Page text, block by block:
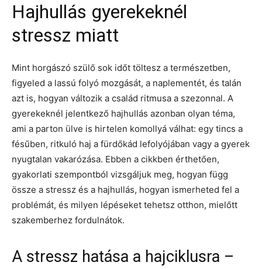
Hajhullás gyerekeknél
stressz miatt
Mint horgászó szülő sok időt töltesz a természetben,
figyeled a lassú folyó mozgását, a naplementét, és talán
azt is, hogyan változik a család ritmusa a szezonnal. A
gyerekeknél jelentkező hajhullás azonban olyan téma,
ami a parton ülve is hirtelen komollyá válhat: egy tincs a
fésűben, ritkuló haj a fürdőkád lefolyójában vagy a gyerek
nyugtalan vakarózása. Ebben a cikkben érthetően,
gyakorlati szempontból vizsgáljuk meg, hogyan függ
össze a stressz és a hajhullás, hogyan ismerheted fel a
problémát, és milyen lépéseket tehetsz otthon, mielőtt
szakemberhez fordulnátok.
A stressz hatása a hajciklusra –